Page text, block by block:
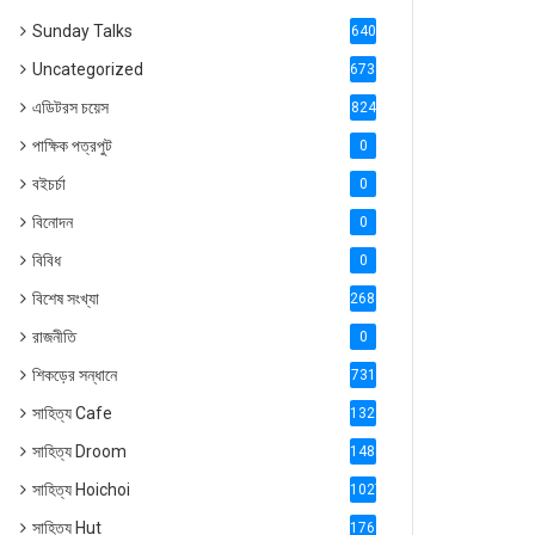
Sunday Talks 640
Uncategorized 6738
এডিটরস চয়েস 824
পাক্ষিক পত্রপুট 0
বইচর্চা 0
বিনোদন 0
বিবিধ 0
বিশেষ সংখ্যা 2686
রাজনীতি 0
শিকড়ের সন্ধানে 731
সাহিত্য Cafe 1321
সাহিত্য Droom 1488
সাহিত্য Hoichoi 1027
সাহিত্য Hut 1769